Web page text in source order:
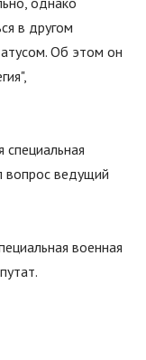
в другом
Об этом он
",
вопрос ведущий
военная